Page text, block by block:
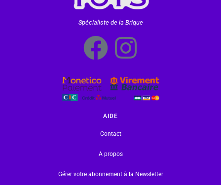
Spécialiste de la Brique
AIDE
Contact
A propos
Gérer votre abonnement à la Newsletter